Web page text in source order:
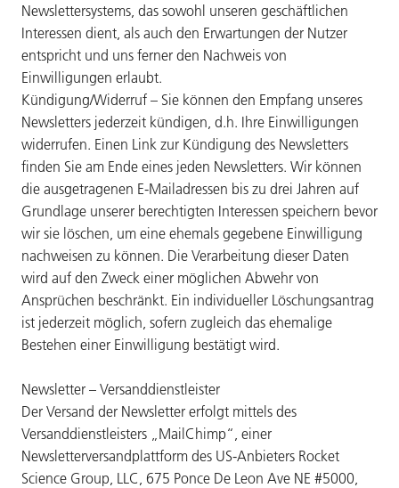
Newslettersystems, das sowohl unseren geschäftlichen
Interessen dient, als auch den Erwartungen der Nutzer
entspricht und uns ferner den Nachweis von
Einwilligungen erlaubt.
Kündigung/Widerruf – Sie können den Empfang unseres
Newsletters jederzeit kündigen, d.h. Ihre Einwilligungen
widerrufen. Einen Link zur Kündigung des Newsletters
finden Sie am Ende eines jeden Newsletters. Wir können
die ausgetragenen E-Mailadressen bis zu drei Jahren auf
Grundlage unserer berechtigten Interessen speichern bevor
wir sie löschen, um eine ehemals gegebene Einwilligung
nachweisen zu können. Die Verarbeitung dieser Daten
wird auf den Zweck einer möglichen Abwehr von
Ansprüchen beschränkt. Ein individueller Löschungsantrag
ist jederzeit möglich, sofern zugleich das ehemalige
Bestehen einer Einwilligung bestätigt wird.
Newsletter – Versanddienstleister
Der Versand der Newsletter erfolgt mittels des
Versanddienstleisters „MailChimp“, einer
Newsletterversandplattform des US-Anbieters Rocket
Science Group, LLC, 675 Ponce De Leon Ave NE #5000,